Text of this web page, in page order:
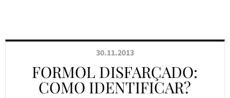
30.11.2013
FORMOL DISFARÇADO:
COMO IDENTIFICAR?